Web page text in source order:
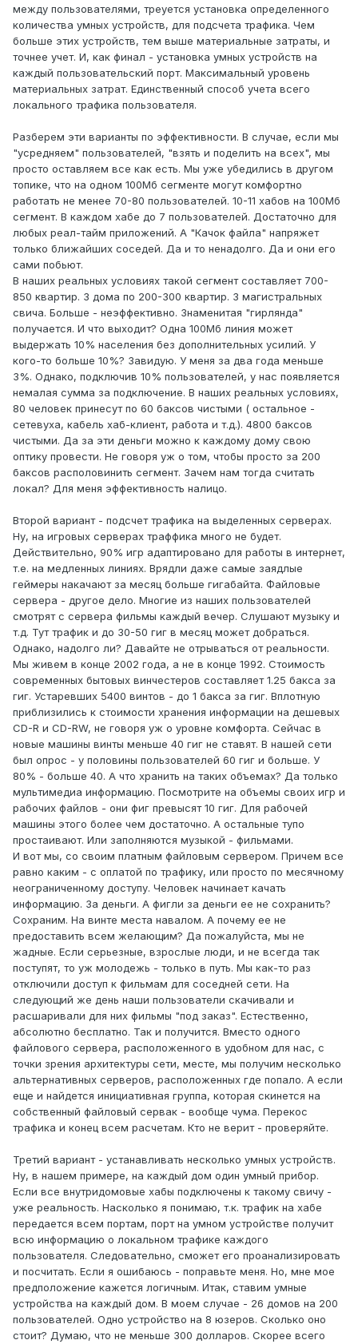
между пользователями, треуется установка определенного
количества умных устройств, для подсчета трафика. Чем
больше этих устройств, тем выше материальные затраты, и
точнее учет. И, как финал - установка умных устройств на
каждый пользовательский порт. Максимальный уровень
материальных затрат. Единственный способ учета всего
локального трафика пользователя.
Разберем эти варианты по эффективности. В случае, если мы
"усредняем" пользователей, "взять и поделить на всех", мы
просто оставляем все как есть. Мы уже убедились в другом
топике, что на одном 100Мб сегменте могут комфортно
работать не менее 70-80 пользователей. 10-11 хабов на 100Мб
сегмент. В каждом хабе до 7 пользователей. Достаточно для
любых реал-тайм приложений. А "Качок файла" напряжет
только ближайших соседей. Да и то ненадолго. Да и они его
сами побьют.
В наших реальных условиях такой сегмент составляет 700-
850 квартир. 3 дома по 200-300 квартир. 3 магистральных
свича. Больше - неэффективно. Знаменитая "гирлянда"
получается. И что выходит? Одна 100Мб линия может
выдержать 10% населения без дополнительных усилий. У
кого-то больше 10%? Завидую. У меня за два года меньше
3%. Однако, подключив 10% пользователей, у нас появляется
немалая сумма за подключение. В наших реальных условиях,
80 человек принесут по 60 баксов чистыми ( остальное -
сетевуха, кабель хаб-клиент, работа и т.д.). 4800 баксов
чистыми. Да за эти деньги можно к каждому дому свою
оптику провести. Не говоря уж о том, чтобы просто за 200
баксов располовинить сегмент. Зачем нам тогда считать
локал? Для меня эффективность налицо.
Второй вариант - подсчет трафика на выделенных серверах.
Ну, на игровых серверах траффика много не будет.
Действительно, 90% игр адаптировано для работы в интернет,
т.е. на медленных линиях. Врядли даже самые заядлые
геймеры накачают за месяц больше гигабайта. Файловые
сервера - другое дело. Многие из наших пользователей
смотрят с сервера фильмы каждый вечер. Слушают музыку и
т.д. Тут трафик и до 30-50 гиг в месяц может добраться.
Однако, надолго ли? Давайте не отрываться от реальности.
Мы живем в конце 2002 года, а не в конце 1992. Стоимость
современных бытовых винчестеров составляет 1.25 бакса за
гиг. Устаревших 5400 винтов - до 1 бакса за гиг. Вплотную
приблизились к стоимости хранения информации на дешевых
CD-R и CD-RW, не говоря уж о уровне комфорта. Сейчас в
новые машины винты меньше 40 гиг не ставят. В нашей сети
был опрос - у половины пользователей 60 гиг и больше. У
80% - больше 40. А что хранить на таких объемах? Да только
мультимедиа информацию. Посмотрите на объемы своих игр и
рабочих файлов - они фиг превысят 10 гиг. Для рабочей
машины этого более чем достаточно. А остальные тупо
простаивают. Или заполняются музыкой - фильмами.
И вот мы, со своим платным файловым сервером. Причем все
равно каким - с оплатой по трафику, или просто по месячному
неограниченному доступу. Человек начинает качать
информацию. За деньги. А фигли за деньги ее не сохранить?
Сохраним. На винте места навалом. А почему ее не
предоставить всем желающим? Да пожалуйста, мы не
жадные. Если серьезные, взрослые люди, и не всегда так
поступят, то уж молодежь - только в путь. Мы как-то раз
отключили доступ к фильмам для соседней сети. На
следующий же день наши пользователи скачивали и
расшаривали для них фильмы "под заказ". Естественно,
абсолютно бесплатно. Так и получится. Вместо одного
файлового сервера, расположенного в удобном для нас, с
точки зрения архитектуры сети, месте, мы получим несколько
альтернативных серверов, расположенных где попало. А если
еще и найдется инициативная группа, которая скинется на
собственный файловый сервак - вообще чума. Перекос
трафика и конец всем расчетам. Кто не верит - проверяйте.
Третий вариант - устанавливать несколько умных устройств.
Ну, в нашем примере, на каждый дом один умный прибор.
Если все внутридомовые хабы подключены к такому свичу -
уже реальность. Насколько я понимаю, т.к. трафик на хабе
передается всем портам, порт на умном устройстве получит
всю информацию о локальном трафике каждого
пользователя. Следовательно, сможет его проанализировать
и посчитать. Если я ошибаюсь - поправьте меня. Но, мне мое
предположение кажется логичным. Итак, ставим умные
устройства на каждый дом. В моем случае - 26 домов на 200
пользователей. Одно устройство на 8 юзеров. Сколько оно
стоит? Думаю, что не меньше 300 долларов. Скорее всего